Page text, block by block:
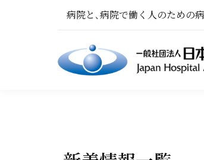
病院と､病院で働く人のための